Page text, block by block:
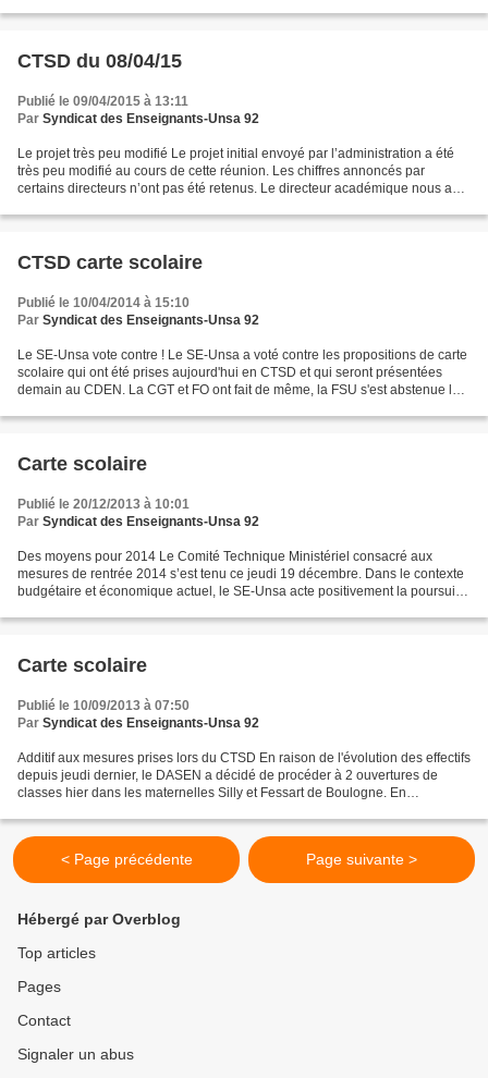
CTSD du 08/04/15
Publié le 09/04/2015 à 13:11
Par Syndicat des Enseignants-Unsa 92
Le projet très peu modifié Le projet initial envoyé par l’administration a été
très peu modifié au cours de cette réunion. Les chiffres annoncés par
certains directeurs n’ont pas été retenus. Le directeur académique nous a
CTSD carte scolaire
Publié le 10/04/2014 à 15:10
Par Syndicat des Enseignants-Unsa 92
Le SE-Unsa vote contre ! Le SE-Unsa a voté contre les propositions de carte
scolaire qui ont été prises aujourd'hui en CTSD et qui seront présentées
demain au CDEN. La CGT et FO ont fait de même, la FSU s'est abstenue la
Carte scolaire
Publié le 20/12/2013 à 10:01
Par Syndicat des Enseignants-Unsa 92
Des moyens pour 2014 Le Comité Technique Ministériel consacré aux
mesures de rentrée 2014 s’est tenu ce jeudi 19 décembre. Dans le contexte
budgétaire et économique actuel, le SE-Unsa acte positivement la poursuite
Carte scolaire
Publié le 10/09/2013 à 07:50
Par Syndicat des Enseignants-Unsa 92
Additif aux mesures prises lors du CTSD En raison de l'évolution des effectifs
depuis jeudi dernier, le DASEN a décidé de procéder à 2 ouvertures de
classes hier dans les maternelles Silly et Fessart de Boulogne. En
< Page précédente Page suivante >
Hébergé par Overblog
Top articles
Pages
Contact
Signaler un abus